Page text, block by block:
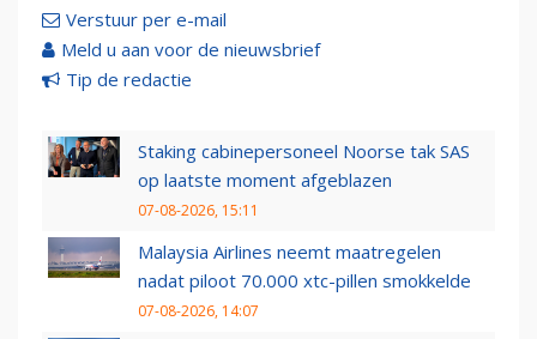
Verstuur per e-mail
Meld u aan voor de nieuwsbrief
Tip de redactie
Staking cabinepersoneel Noorse tak SAS
op laatste moment afgeblazen
07-08-2026, 15:11
Malaysia Airlines neemt maatregelen
nadat piloot 70.000 xtc-pillen smokkelde
07-08-2026, 14:07